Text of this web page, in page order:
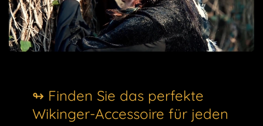
↬ Finden Sie das perfekte
Wikinger-Accessoire für jeden